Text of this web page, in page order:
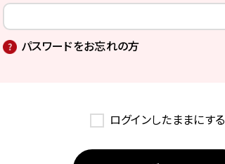
パスワードをお忘れの方
ログインしたままにする